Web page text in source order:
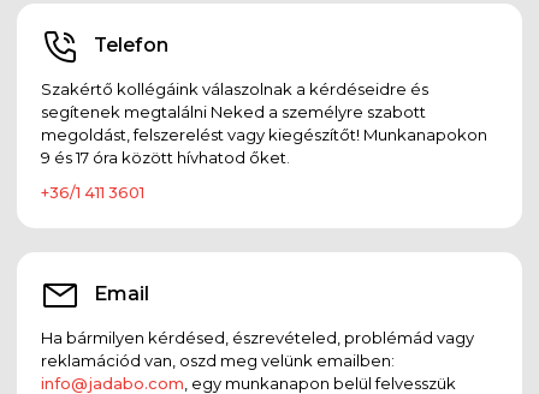
Telefon
Szakértő kollégáink válaszolnak a kérdéseidre és
segítenek megtalálni Neked a személyre szabott
megoldást, felszerelést vagy kiegészítőt! Munkanapokon
9 és 17 óra között hívhatod őket.
+36/1 411 3601
Email
Ha bármilyen kérdésed, észrevételed, problémád vagy
reklamációd van, oszd meg velünk emailben:
info@jadabo.com , egy munkanapon belül felvesszük